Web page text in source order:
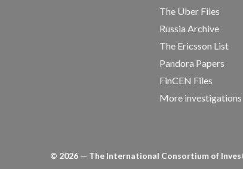
The Uber Files
Russia Archive
The Ericsson List
Pandora Papers
FinCEN Files
More investigations
© 2026 — The International Consortium of